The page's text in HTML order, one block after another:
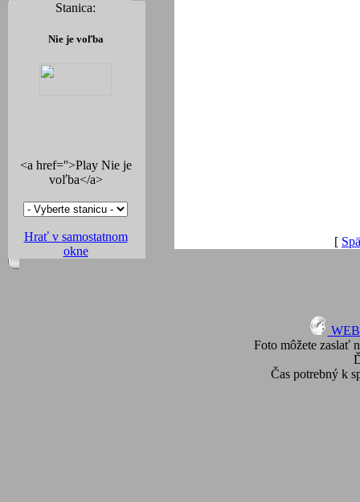
Stanica:
Nie je voľba
<a href=''>Play Nie je
voľba</a>
Hrať v samostatnom
okne
[
Foto môžete zaslať
Čas potrebný k